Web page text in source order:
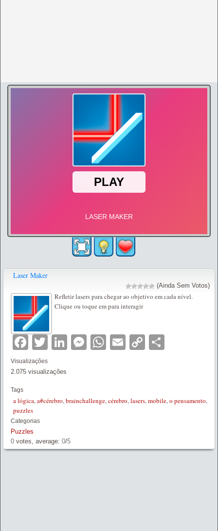
Laser Maker
(Ainda Sem Votos)
Refletir lasers para chegar ao objetivo em cada nível.
Clique ou toque em para interagir
Facebook
TwitterLinkedIn
Messenger
WhatsApp
EmailCopy
Visualizações
2.075 visualizações
Tags
a lógica,a#cérebro,brainchallenge,cérebro,lasers,mobile,o pensamento,
puzzles
Categorias
Puzzles
0 votes, average: 0/5